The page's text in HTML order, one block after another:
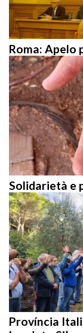
Roma: Apelo
Solidarietà e
Província
Laudato Si’